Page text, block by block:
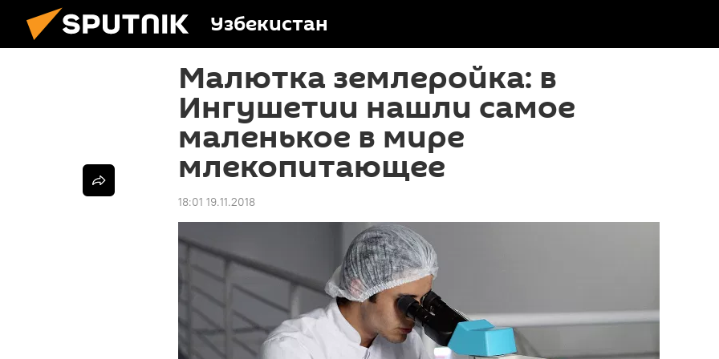
Узбекистан
Малютка землеройка: в
Ингушетии нашли самое
маленькое в мире
млекопитающее
18:01 19.11.2018